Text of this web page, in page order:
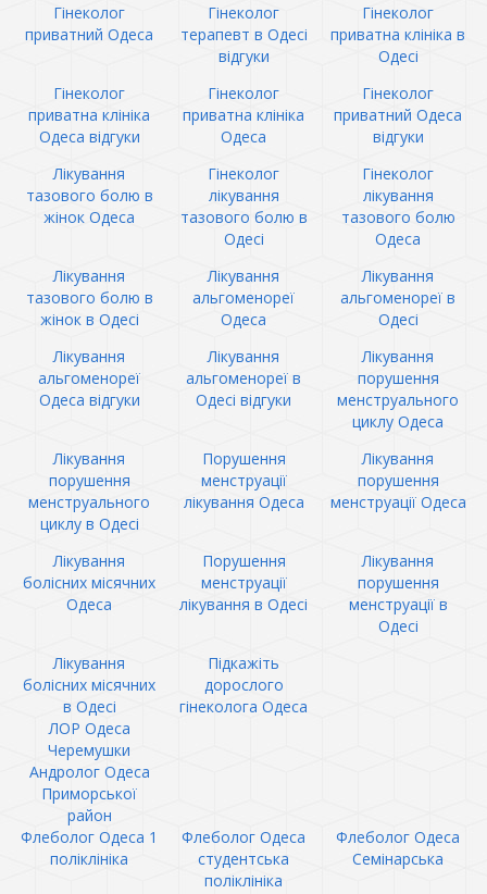
Гінеколог
приватний Одеса
Гінеколог
терапевт в Одесі
відгуки
Гінеколог
приватна клініка в
Одесі
Гінеколог
приватна клініка
Одеса відгуки
Гінеколог
приватна клініка
Одеса
Гінеколог
приватний Одеса
відгуки
Лікування
тазового болю в
жінок Одеса
Гінеколог
лікування
тазового болю в
Одесі
Гінеколог
лікування
тазового болю
Одеса
Лікування
тазового болю в
жінок в Одесі
Лікування
альгоменореї
Одеса
Лікування
альгоменореї в
Одесі
Лікування
альгоменореї
Одеса відгуки
Лікування
альгоменореї в
Одесі відгуки
Лікування
порушення
менструального
циклу Одеса
Лікування
порушення
менструального
циклу в Одесі
Порушення
менструації
лікування Одеса
Лікування
порушення
менструації Одеса
Лікування
болісних місячних
Одеса
Порушення
менструації
лікування в Одесі
Лікування
порушення
менструації в
Одесі
Лікування
болісних місячних
в Одесі
Підкажіть
дорослого
гінеколога Одеса
ЛОР Одеса
Черемушки
Андролог Одеса
Приморської
район
Флеболог Одеса 1
поліклініка
Флеболог Одеса
студентська
поліклініка
Флеболог Одеса
Семінарська